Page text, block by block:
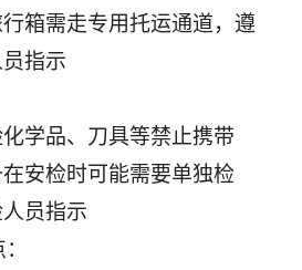
箱需走专用托运通道，遵
指示
学品、刀具等禁止携带
安检时可能需要单独检
员指示